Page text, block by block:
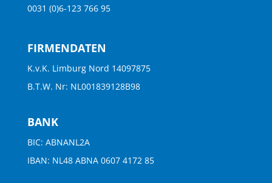
0031 (0)6-123 766 95
FIRMENDATEN
K.v.K. Limburg Nord 14097875
B.T.W. Nr: NL001839128B98
BANK
BIC: ABNANL2A
IBAN: NL48 ABNA 0607 4172 85